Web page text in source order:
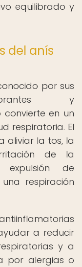
equilibrado y
del anís
por sus
y
en un
respiratoria. El
aliviar la tos, la
de la
de
respiración
a reducir
y a
por alergias o